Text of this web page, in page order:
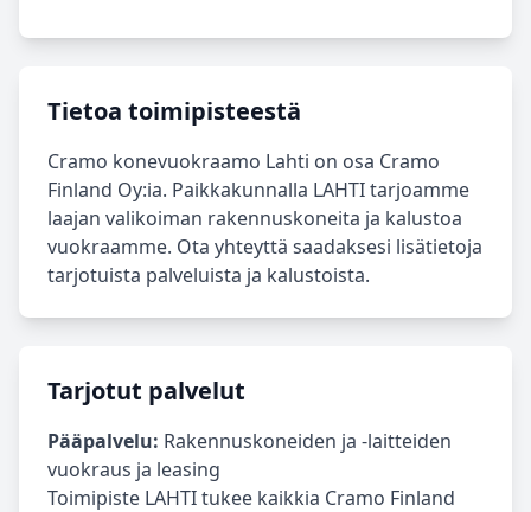
Tietoa toimipisteestä
Cramo konevuokraamo Lahti on osa Cramo
Finland Oy:ia. Paikkakunnalla LAHTI tarjoamme
laajan valikoiman rakennuskoneita ja kalustoa
vuokraamme. Ota yhteyttä saadaksesi lisätietoja
tarjotuista palveluista ja kalustoista.
Tarjotut palvelut
Pääpalvelu: Rakennuskoneiden ja -laitteiden
vuokraus ja leasing
Toimipiste LAHTI tukee kaikkia Cramo Finland